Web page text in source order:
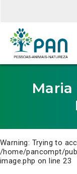
para
conteúdo
principal
da
Warning: Trying to
/home/pancompt/
image.php on line23